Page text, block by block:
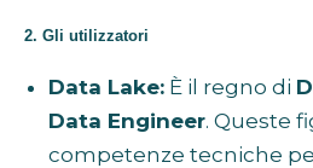
2. Gli utilizzatori
Data Lake: È il regno di
Data Engineer. Queste
competenze tecniche